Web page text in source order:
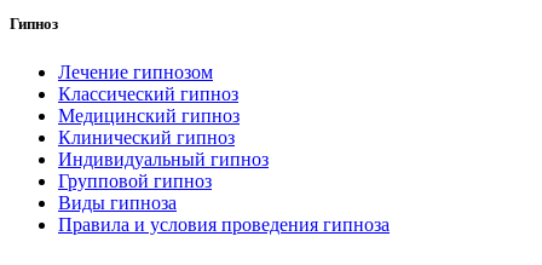
Гипноз
Лечение гипнозом
Классический гипноз
Медицинский гипноз
Клинический гипноз
Индивидуальный гипноз
Групповой гипноз
Виды гипноза
Правила и условия проведения гипноза